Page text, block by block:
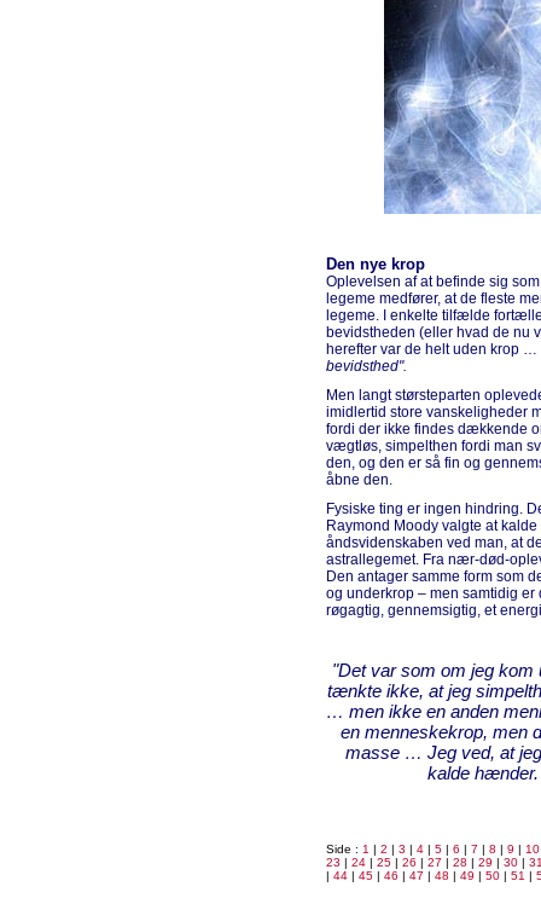
Den nye krop
Oplevelsen af at befinde sig
legeme medfører, at de fleste
legeme. I enkelte tilfælde
bevidstheden (eller hvad de nu
herefter var de helt uden krop
bevidsthed".
Men langt størsteparten
imidlertid store vanskeligheder
fordi der ikke findes dækkende
vægtløs, simpelthen fordi man
den, og den er så fin og
åbne den.
Fysiske ting er ingen hindring.
Raymond Moody valgte at
åndsvidenskaben ved man, at
astrallegemet. Fra nær-død-
Den antager samme form som
og underkrop – men samtidig er
røgagtig, gennemsigtig, et
"Det var som om jeg kom
tænkte ikke, at jeg
… men ikke en anden
en menneskekrop, men
masse … Jeg ved, at
kalde
Side : 1 | 2 | 3 | 4 | 5 | 6 | 7 | 8 | 9 | 10
23 | 24 | 25 | 26 | 27 | 28 | 29 | 30 |
| 44 | 45 | 46 | 47 | 48 | 49 | 50 | 51 |